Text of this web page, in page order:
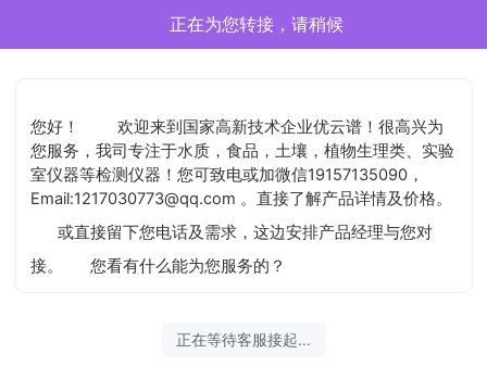
正在为您转接，请稍候
您好！
欢迎来到国家高新技术企业优云谱！很高兴为
您服务，我司专注于水质，食品，土壤，植物生理类、实验
室仪器等检测仪器！您可致电或加微信19157135090，
Email:1217030773@qq.com 。直接了解产品详情及价格。
或直接留下您电话及需求，这边安排产品经理与您对
接。
您看有什么能为您服务的？
正在等待客服接起...